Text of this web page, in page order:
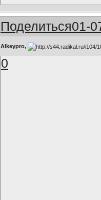
Поделиться01-
Alkeypro,
0